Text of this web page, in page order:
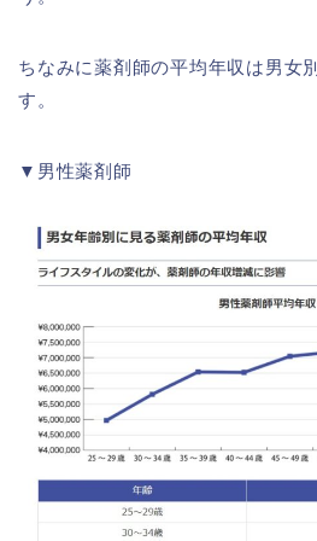
ちなみに薬剤師の平均年収は男女
す。
▼男性薬剤師